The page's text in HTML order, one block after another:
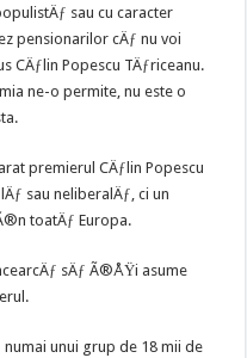
sau cu caracter
pensionarilor cÄƒ nu voi
CÄƒlin Popescu TÄƒriceanu.
ne-o permite, nu este o
premierul CÄƒlin Popescu
sau neliberalÄƒ, ci un
toatÄƒ Europa.
sÄƒ Ã®ÅŸi asume
unui grup de 18 mii de